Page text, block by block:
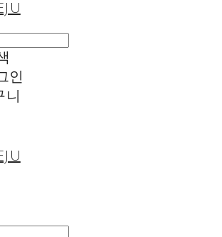
인
니